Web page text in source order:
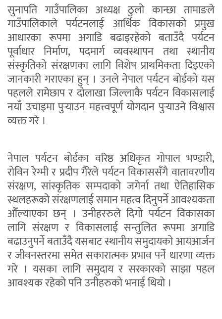
सुनापति गाउँपालिका अध्यक्ष ठुलो कान्छा तामाङले
गाउँपालिकाले पर्यटनलाई आर्थिक विकासको प्रमुख
आधारका रूपमा अगाडि बढाइरहेको बताउँदै पर्यटन
पूर्वाधार निर्माण, पदमार्ग व्यवस्थापन तथा स्थानीय
संस्कृतिको संरक्षणका लागि विशेष प्राथमिकता दिइएको
जानकारी गराएका हुन् । उनले नेपाल पर्यटन बोर्डको यस
पहलले रामेछाप र दोलाखा जिल्लाकै पर्यटन विकासलाई
नयाँ उचाइमा पुर्‍याउन महत्त्वपूर्ण योगदान पुर्‍याउने विश्वास
व्यक्त गरे ।
नेपाल पर्यटन बोर्डका वरिष्ठ अधिकृत गोपाल भण्डारी,
रोविन रेग्मी र प्रदीप गैरेले पर्यटन विकाससँगै वातावरणीय
संरक्षण, सांस्कृतिक सम्पदाको जगेर्ना तथा ऐतिहासिक
स्थलहरूको संरक्षणलाई समान महत्व दिनुपर्ने आवश्यकता
औँल्याएका छन् । उनीहररुले दिगो पर्यटन विकासका
लागि संरक्षण र विकासलाई सन्तुलित रूपमा अगाडि
बढाउनुपर्ने बताउँदै यसबाट स्थानीय समुदायको आयआर्जन
र जीवनस्तरमा समेत सकारात्मक प्रभाव पर्ने धारणा व्यक्त
गरे । यसका लागि समुदाय र सरकारको साझा पहल
आवश्यक रहेको पनि उनीहरुको भनाई थियो ।